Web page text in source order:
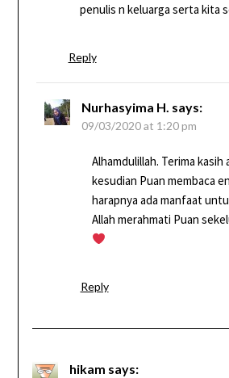
penulis n keluarga serta kita
Reply
Nurhasyima H. says:
09/03/2020 at 1:20 pm
Alhamdulillah. Terima kasih
kesudian Puan membaca
harapnya ada manfaat
Allah merahmati Puan
Reply
hikam says: